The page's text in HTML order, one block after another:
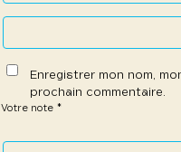
Enregistrer mon nom,
prochain commentaire.
Votre note *
1 étoile
2 étoiles
3 étoiles
4 étoiles
5 étoiles